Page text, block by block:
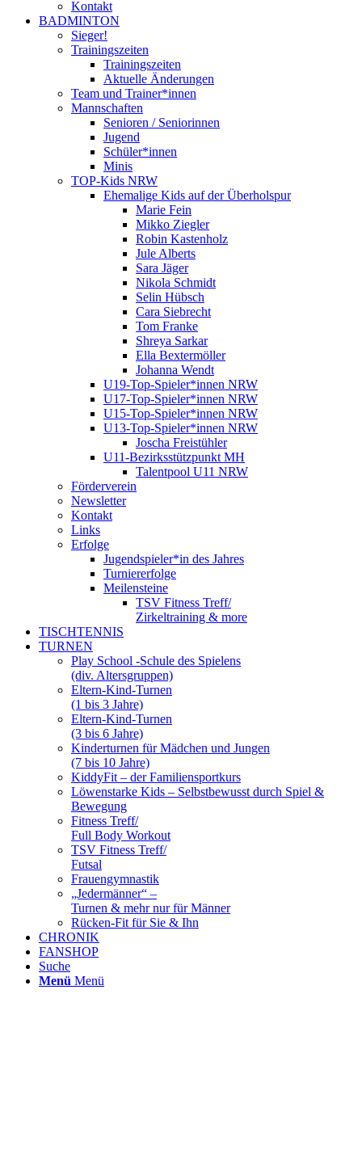
Kontakt
BADMINTON
Sieger!
Trainingszeiten
Trainingszeiten
Aktuelle Änderungen
Team und Trainer*innen
Mannschaften
Senioren / Seniorinnen
Jugend
Schüler*innen
Minis
TOP-Kids NRW
Ehemalige Kids auf der Überholspur
Marie Fein
Mikko Ziegler
Robin Kastenholz
Jule Alberts
Sara Jäger
Nikola Schmidt
Selin Hübsch
Cara Siebrecht
Tom Franke
Shreya Sarkar
Ella Bextermöller
Johanna Wendt
U19-Top-Spieler*innen NRW
U17-Top-Spieler*innen NRW
U15-Top-Spieler*innen NRW
U13-Top-Spieler*innen NRW
Joscha Freistühler
U11-Bezirksstützpunkt MH
Talentpool U11 NRW
Förderverein
Newsletter
Kontakt
Links
Erfolge
Jugendspieler*in des Jahres
Turniererfolge
Meilensteine
TSV Fitness Treff/
Zirkeltraining & more
TISCHTENNIS
TURNEN
Play School -Schule des Spielens
(div. Altersgruppen)
Eltern-Kind-Turnen
(1 bis 3 Jahre)
Eltern-Kind-Turnen
(3 bis 6 Jahre)
Kinderturnen für Mädchen und Jungen
(7 bis 10 Jahre)
KiddyFit – der Familiensportkurs
Löwenstarke Kids – Selbstbewusst durch Spiel &
Bewegung
Fitness Treff/
Full Body Workout
TSV Fitness Treff/
Futsal
Frauengymnastik
„Jedermänner“ –
Turnen & mehr nur für Männer
Rücken-Fit für Sie & Ihn
CHRONIK
FANSHOP
Suche
Menü Menü